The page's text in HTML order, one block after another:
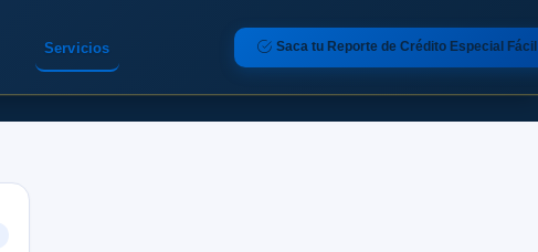
Servicios Saca tu Reporte de Crédito Especial Fácil